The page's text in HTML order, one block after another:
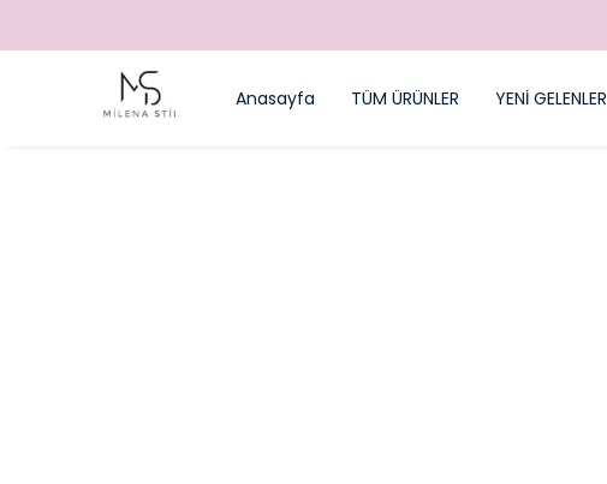
Anasayfa TÜM ÜRÜNLER YENİ GELENLER